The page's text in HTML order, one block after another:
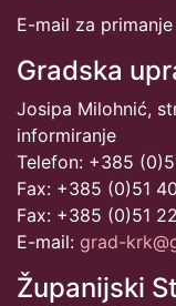
E-mail za
Gradska
Josipa Milohnić,
informiranje
Telefon: +385
Fax: +385 (0)51
Fax: +385 (0)51
E-mail: grad-
Županijski